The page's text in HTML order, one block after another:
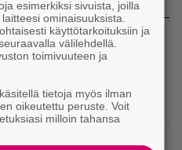
kanssa
– Yhdysvalloissa
esimerkiksi sivuista, joilla
ominaisuuksista.
käyttötarkoituksiin ja
välilehdellä.
toimivuuteen ja
tietoja myös ilman
oikeutettu peruste. Voit
milloin tahansa